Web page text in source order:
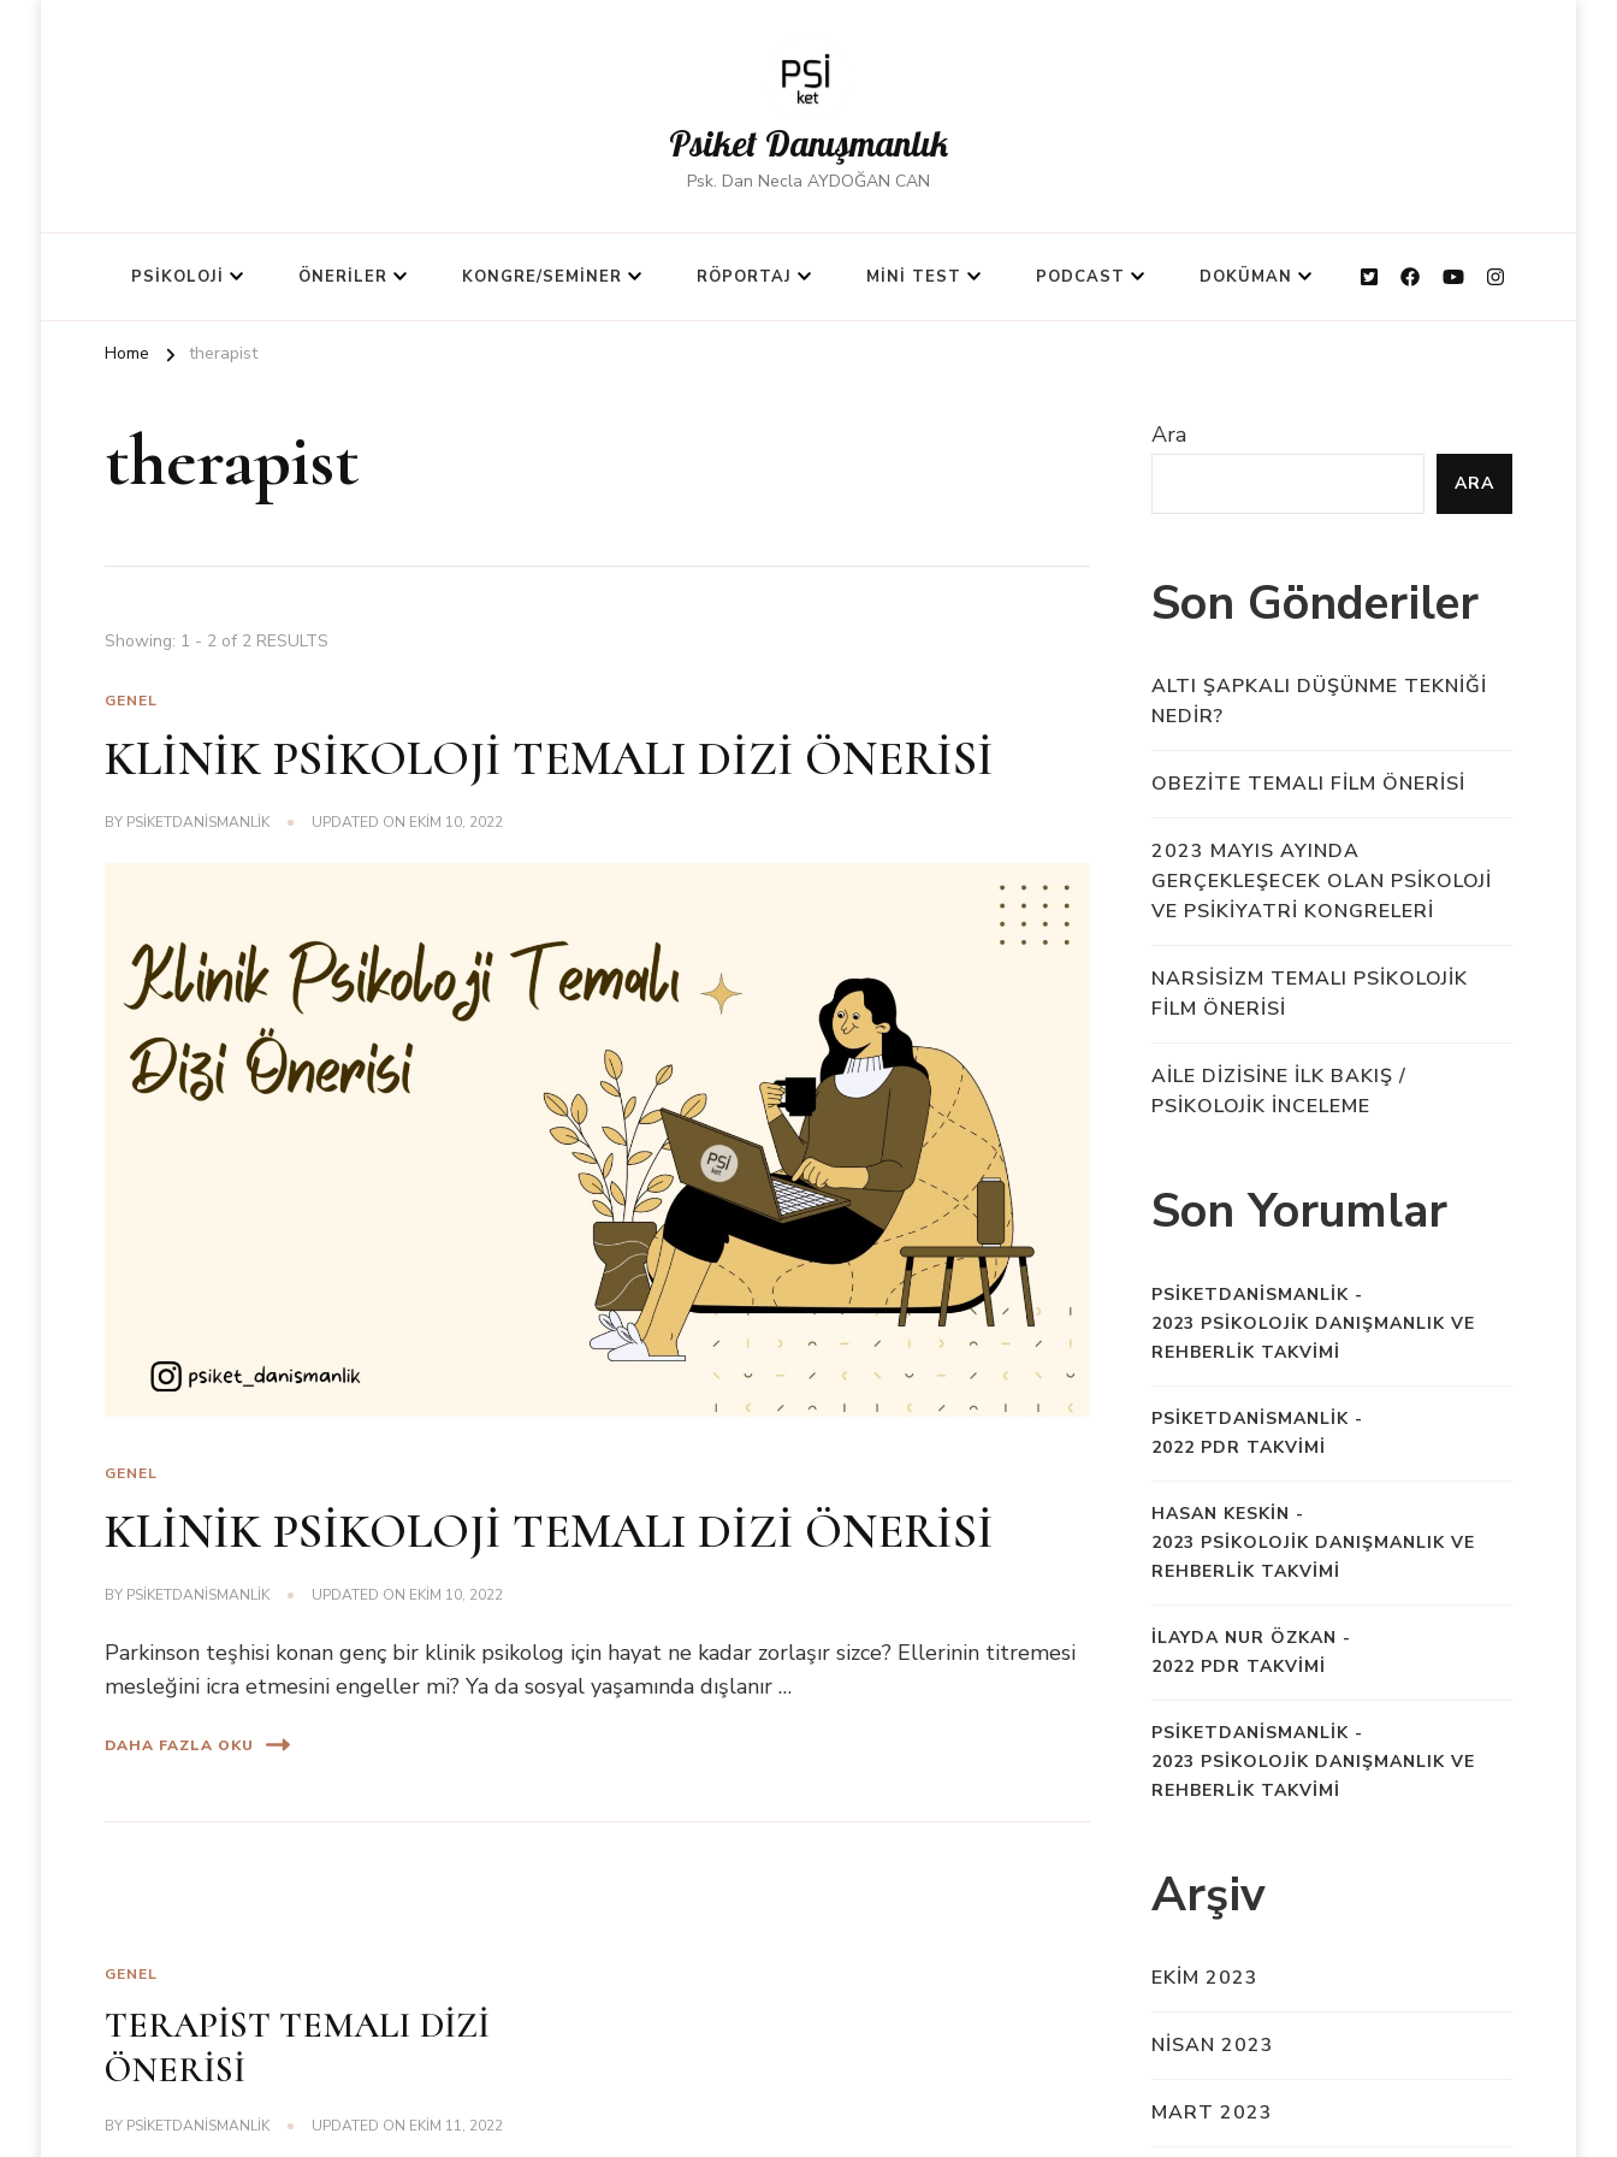
Psiket Danışmanlık
Psk. Dan Necla AYDOĞAN CAN
PSIKOLOJI ÖNERILER KONGRE/SEMINER RÖPORTAJ MINI TEST PODCAST DOKÜMAN
Home therapist
therapist
Showing: 1 - 2 of 2 RESULTS
GENEL
KLİNİK PSİKOLOJİ TEMALI DİZİ ÖNERİSİ
BY PSIKETDANISMANLIK UPDATED ON EKIM 10, 2022
GENEL
KLİNİK PSİKOLOJİ TEMALI DİZİ ÖNERİSİ
BY PSIKETDANISMANLIK UPDATED ON EKIM 10, 2022
Parkinson teşhisi konan genç bir klinik psikolog için hayat ne kadar zorlaşır sizce? Ellerinin titremesi
mesleğini icra etmesini engeller mi? Ya da sosyal yaşamında dışlanır …
DAHA FAZLA OKU
GENEL
TERAPİST TEMALI DİZİ
ÖNERİSİ
BY PSIKETDANISMANLIK UPDATED ON EKIM 11, 2022
Ara
ARA
Son Gönderiler
ALTI ŞAPKALI DÜŞÜNME TEKNİĞİ
NEDİR?
OBEZİTE TEMALI FİLM ÖNERİSİ
2023 MAYIS AYINDA
GERÇEKLEŞECEK OLAN PSİKOLOJİ
VE PSİKİYATRİ KONGRELERİ
NARSİSİZM TEMALI PSİKOLOJİK
FİLM ÖNERİSİ
AİLE DİZİSİNE İLK BAKIŞ /
PSİKOLOJİK İNCELEME
Son Yorumlar
PSIKETDANISMANLIK-
2023 PSİKOLOJİK DANIŞMANLIK VE
REHBERLİK TAKVİMİ
PSIKETDANISMANLIK-
2022 PDR TAKVİMİ
HASAN KESKIN -
2023 PSİKOLOJİK DANIŞMANLIK VE
REHBERLİK TAKVİMİ
İLAYDA NUR ÖZKAN -
2022 PDR TAKVİMİ
PSIKETDANISMANLIK-
2023 PSİKOLOJİK DANIŞMANLIK VE
REHBERLİK TAKVİMİ
Arşiv
EKIM 2023
NISAN 2023
MART 2023